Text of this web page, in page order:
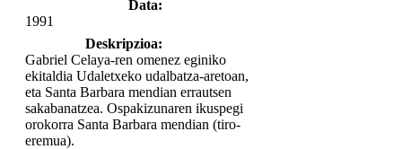
Data:
1991
Deskripzioa:
Gabriel Celaya-ren omenez eginiko
ekitaldia Udaletxeko udalbatza-aretoan,
eta Santa Barbara mendian errautsen
sakabanatzea. Ospakizunaren ikuspegi
orokorra Santa Barbara mendian (tiro-
eremua).